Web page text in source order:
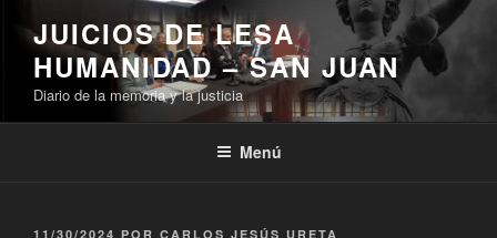
contenido
JUICIOS DE LESA
HUMANIDAD – SAN JUAN
Diario de la memoria y la justicia
Menú
PUBLICADO
11/30/2024 POR CARLOS JESÚS URETA